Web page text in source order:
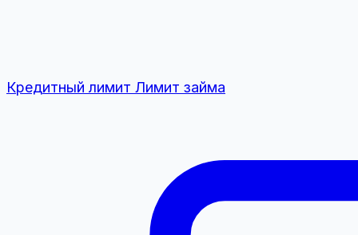
Кредитный лимит Лимит займа